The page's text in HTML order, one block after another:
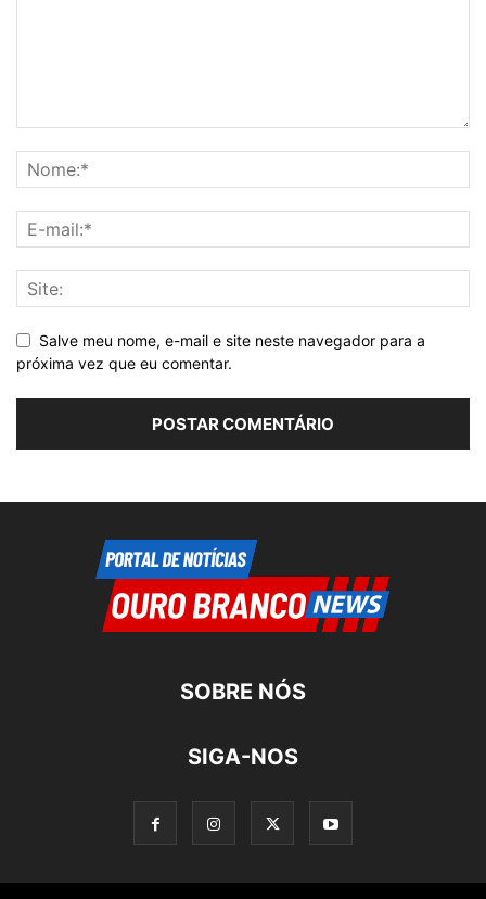
Salve meu nome, e-mail e site neste navegador para a
próxima vez que eu comentar.
SOBRE NÓS
SIGA-NOS